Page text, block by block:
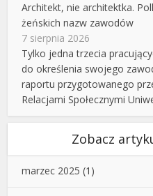
Architekt, nie architektka.
żeńskich nazw zawodów
7 sierpnia 2026
Tylko jedna trzecia
do określenia swojego
raportu przygotowanego
Relacjami Społecznymi
Zobacz
marzec 2025 (1)